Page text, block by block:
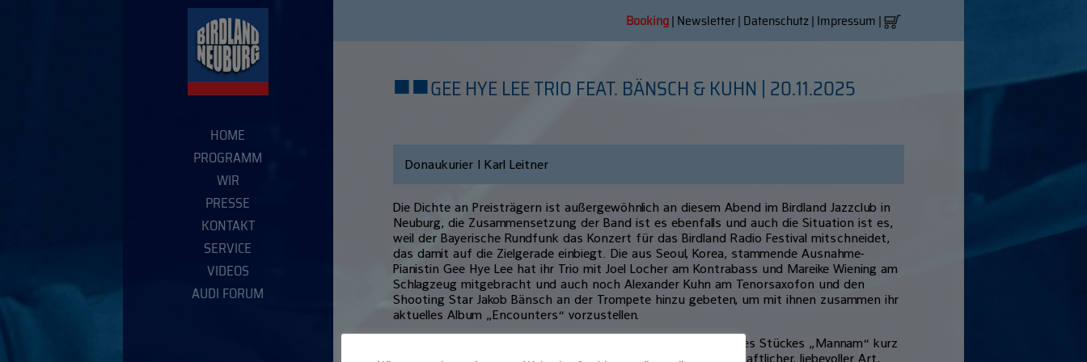
HOME
PROGRAMM
WIR
PRESSE
KONTAKT
SERVICE
VIDEOS
AUDI FORUM
Booking| Newsletter| Datenschutz| Impressum |
■■GEE HYE LEE TRIO FEAT. BÄNSCH & KUHN | 20.11.2025
Donaukurier | Karl Leitner
Die Dichte an Preisträgern ist außergewöhnlich an diesem Abend im Birdland Jazzclub in
Neuburg, die Zusammensetzung der Band ist es ebenfalls und auch die Situation ist es,
weil der Bayerische Rundfunk das Konzert für das Birdland Radio Festival mitschneidet,
das damit auf die Zielgerade einbiegt. Die aus Seoul, Korea, stammende Ausnahme-
Pianistin Gee Hye Lee hat ihr Trio mit Joel Locher am Kontrabass und Mareike Wiening am
Schlagzeug mitgebracht und auch noch Alexander Kuhn am Tenorsaxofon und den
Shooting Star Jakob Bänsch an der Trompete hinzu gebeten, um mit ihnen zusammen ihr
aktuelles Album „Encounters“ vorzustellen.
Der Titel bedeutet – wie auch die ko-reanische Bezeichnung des Stückes „Mannam“ kurz
nach der Pause – „Begegnungen“, und zwar solche freundschaftlicher, liebevoller Art,